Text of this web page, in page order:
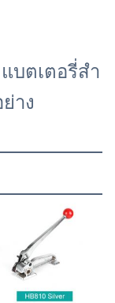
บตเตอรี่สํา
าง